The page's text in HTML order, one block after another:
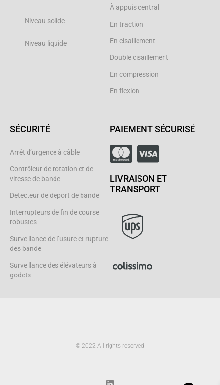
Niveau solide
Niveau liquide
À appuis central
En traction
En cisaillement
Double cisaillement
En compression
En flexion
SÉCURITÉ
Arrêt d’urgence à câble
Contrôleur de rotation et de
vitesse de bande
Détecteur de déport de bande
Interrupteurs de fin de course
robustes
Surveillance de l’usure et rupture
des bande
Surveillance des élévateurs à
godets
PAIEMENT SÉCURISÉ
LIVRAISON ET
TRANSPORT
© 2022 All rights reserved
n